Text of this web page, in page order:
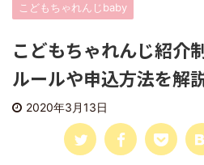
こどもちゃれんじbaby
こどもちゃれんじ紹介
ルールや申込方法を解
2020年3月13日